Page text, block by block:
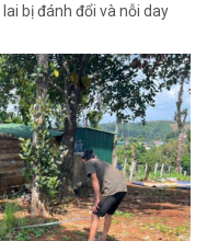
bị đánh đổi và nỗi day